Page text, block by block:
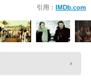
引用： IMDb.com